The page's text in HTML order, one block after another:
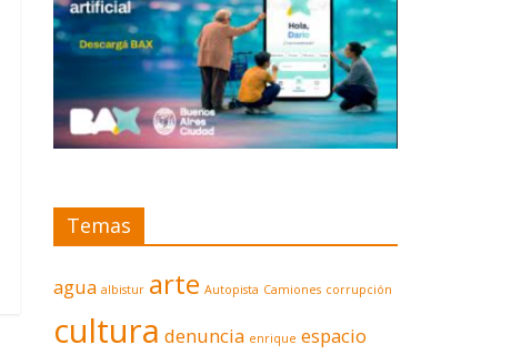
Temas
agua albistur arte Autopista Camiones corrupción
cultura denuncia enrique espacio